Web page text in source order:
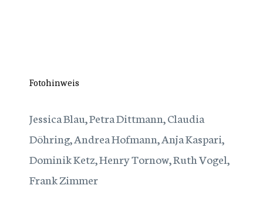
Fotohinweis
Jessica Blau, Petra Dittmann, Claudia
Döhring, Andrea Hofmann, Anja Kaspari,
Dominik Ketz, Henry Tornow, Ruth Vogel,
Frank Zimmer